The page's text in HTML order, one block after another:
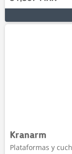
Kranarm
Plataformas y